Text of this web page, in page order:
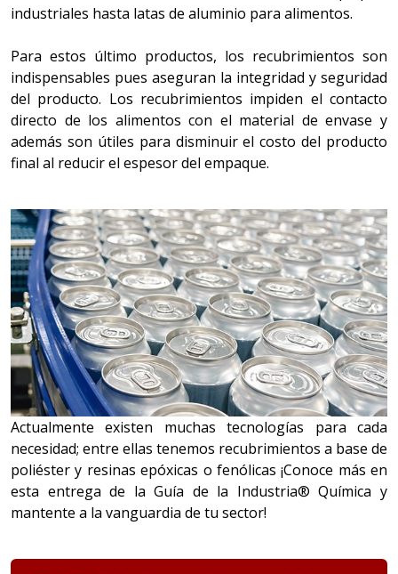
industriales hasta latas de aluminio para alimentos.
Para estos último productos, los recubrimientos son
indispensables pues aseguran la integridad y seguridad
del producto. Los recubrimientos impiden el contacto
directo de los alimentos con el material de envase y
además son útiles para disminuir el costo del producto
final al reducir el espesor del empaque.
Actualmente existen muchas tecnologías para cada
necesidad; entre ellas tenemos recubrimientos a base de
poliéster y resinas epóxicas o fenólicas ¡Conoce más en
esta entrega de la Guía de la Industria® Química y
mantente a la vanguardia de tu sector!